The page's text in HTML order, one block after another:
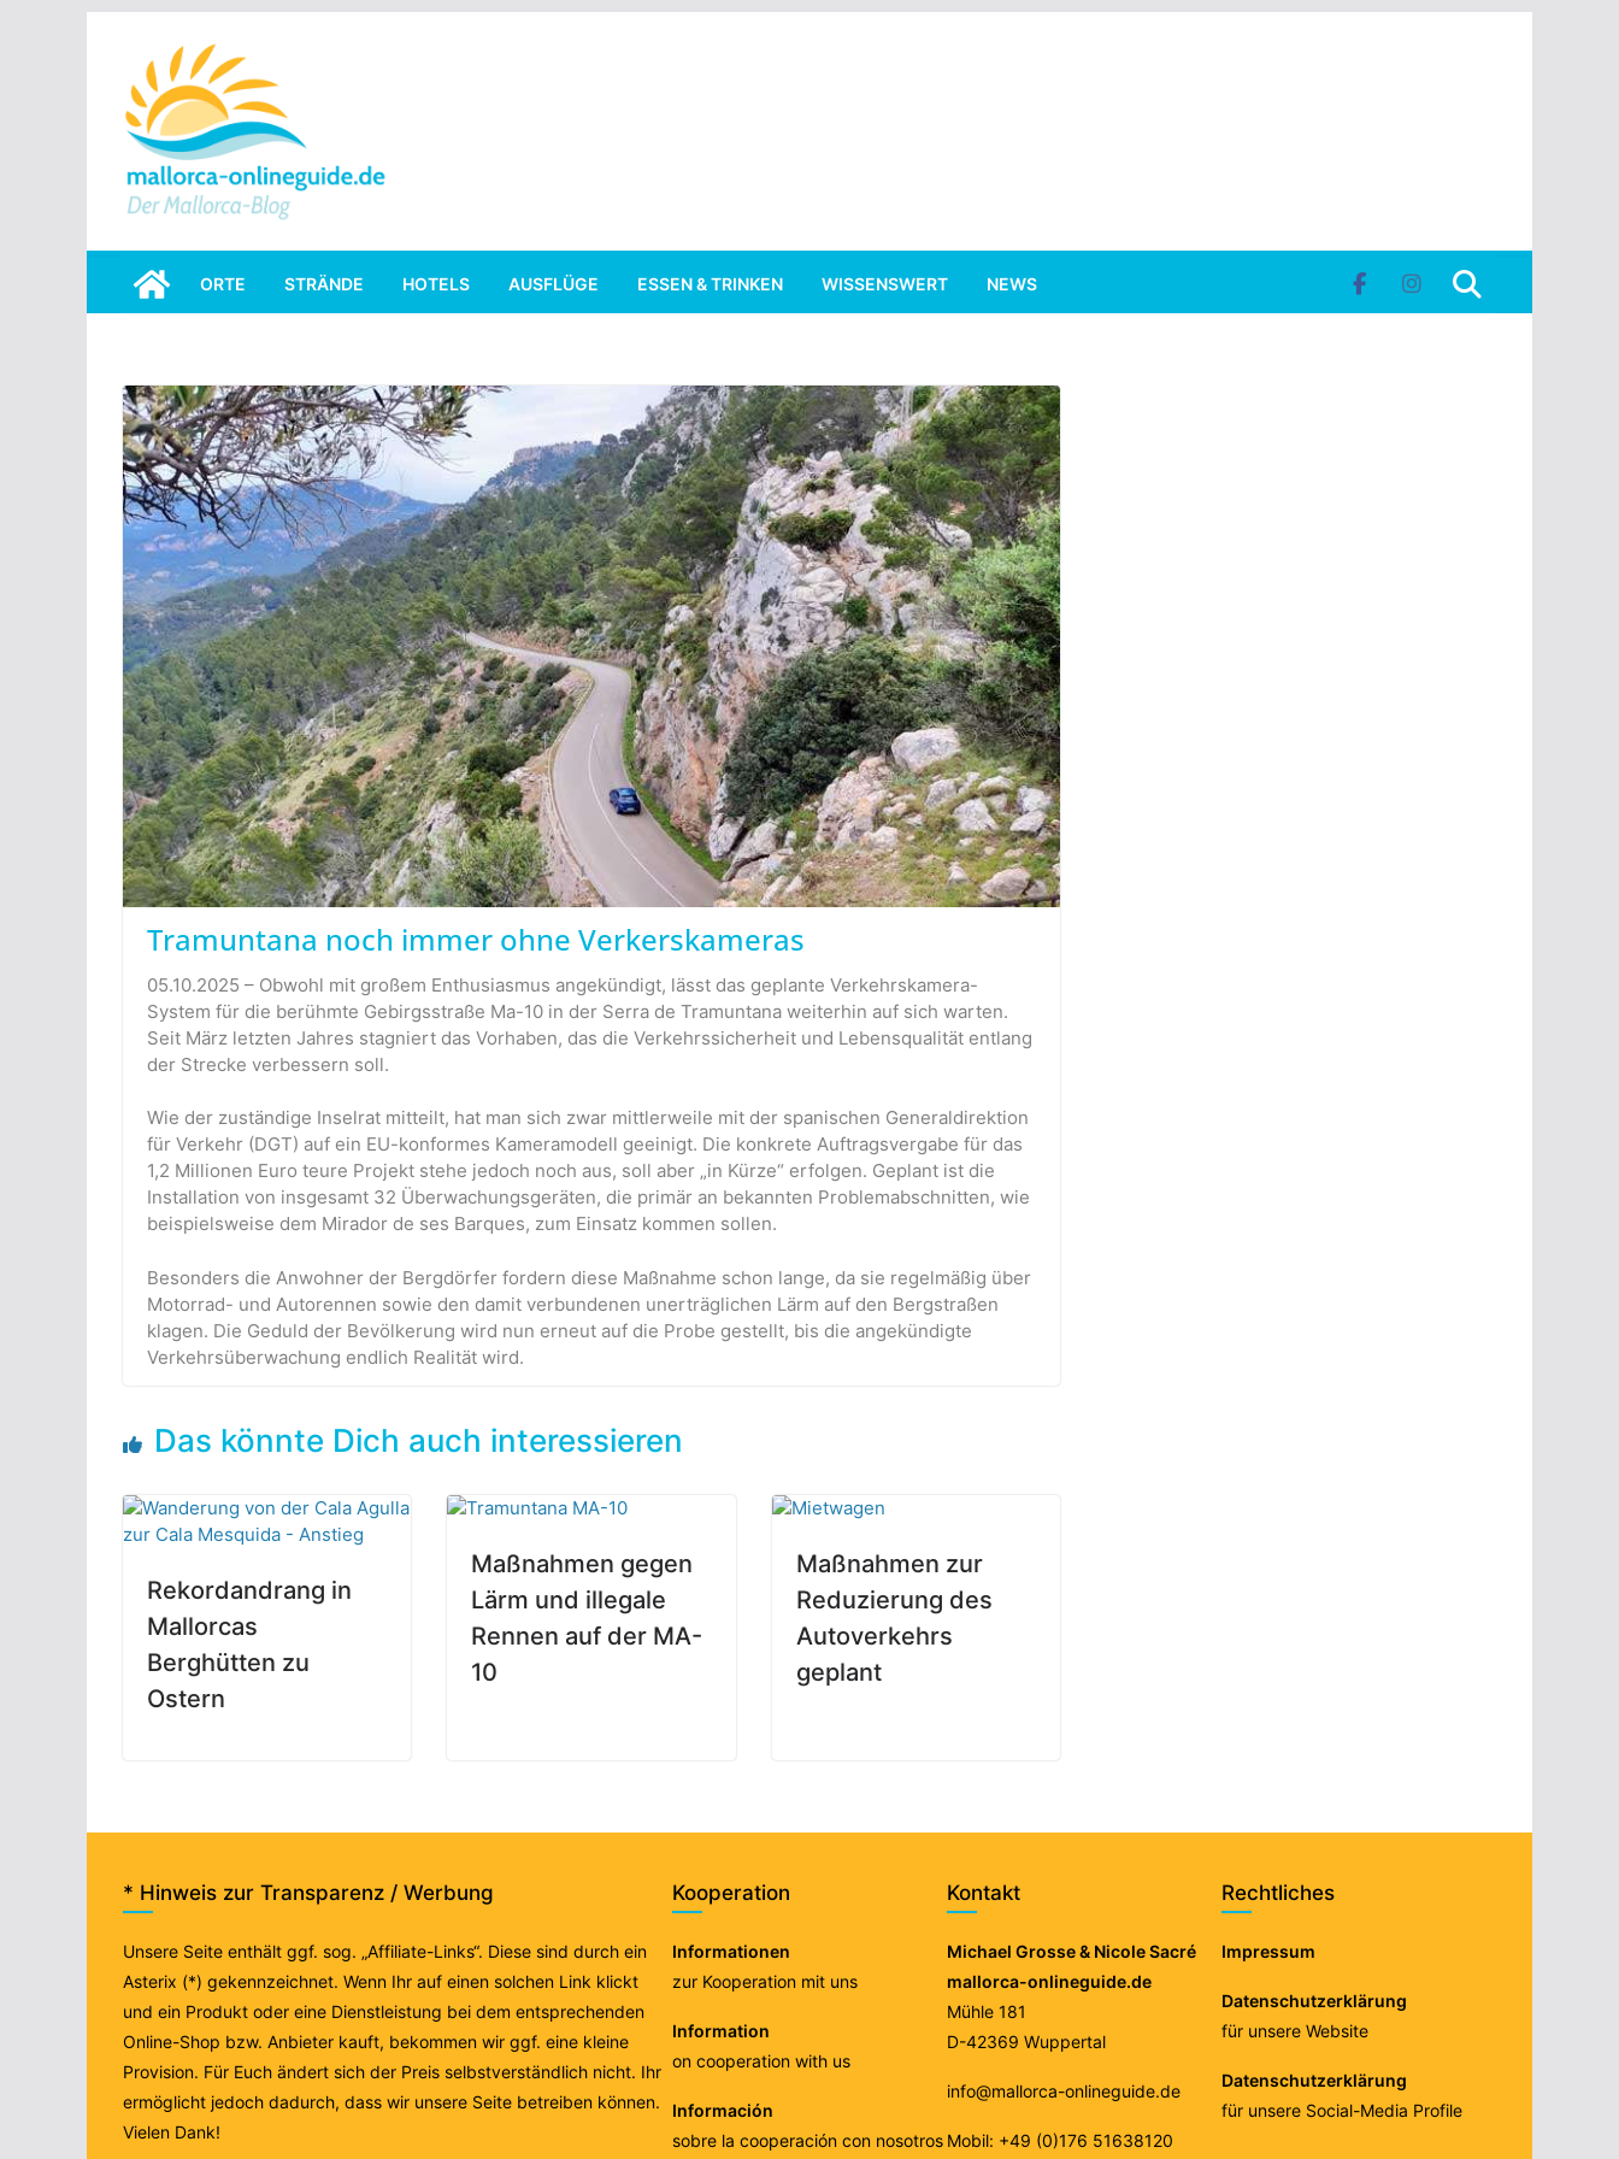
content
ORTE STRÄNDE HOTELS AUSFLÜGE ESSEN & TRINKEN WISSENSWERT NEWS
Tramuntana noch immer ohne Verkerskameras
05.10.2025 – Obwohl mit großem Enthusiasmus angekündigt, lässt das geplante Verkehrskamera-
System für die berühmte Gebirgsstraße Ma-10 in der Serra de Tramuntana weiterhin auf sich warten.
Seit März letzten Jahres stagniert das Vorhaben, das die Verkehrssicherheit und Lebensqualität entlang
der Strecke verbessern soll.
Wie der zuständige Inselrat mitteilt, hat man sich zwar mittlerweile mit der spanischen Generaldirektion
für Verkehr (DGT) auf ein EU-konformes Kameramodell geeinigt. Die konkrete Auftragsvergabe für das
1,2 Millionen Euro teure Projekt stehe jedoch noch aus, soll aber „in Kürze“ erfolgen. Geplant ist die
Installation von insgesamt 32 Überwachungsgeräten, die primär an bekannten Problemabschnitten, wie
beispielsweise dem Mirador de ses Barques, zum Einsatz kommen sollen.
Besonders die Anwohner der Bergdörfer fordern diese Maßnahme schon lange, da sie regelmäßig über
Motorrad- und Autorennen sowie den damit verbundenen unerträglichen Lärm auf den Bergstraßen
klagen. Die Geduld der Bevölkerung wird nun erneut auf die Probe gestellt, bis die angekündigte
Verkehrsüberwachung endlich Realität wird.
Das könnte Dich auch interessieren
Rekordandrang in
Mallorcas
Berghütten zu
Ostern
Maßnahmen gegen
Lärm und illegale
Rennen auf der MA-
10
Maßnahmen zur
Reduzierung des
Autoverkehrs
geplant
* Hinweis zur Transparenz / Werbung
Unsere Seite enthält ggf. sog. „Affiliate-Links“. Diese sind durch ein
Asterix (*) gekennzeichnet. Wenn Ihr auf einen solchen Link klickt
und ein Produkt oder eine Dienstleistung bei dem entsprechenden
Online-Shop bzw. Anbieter kauft, bekommen wir ggf. eine kleine
Provision. Für Euch ändert sich der Preis selbstverständlich nicht. Ihr
ermöglicht jedoch dadurch, dass wir unsere Seite betreiben können.
Vielen Dank!
Kooperation
Informationen
zur Kooperation mit uns
Information
on cooperation with us
Información
sobre la cooperación con nosotros
Kontakt
Michael Grosse & Nicole Sacré
mallorca-onlineguide.de
Mühle 181
D-42369 Wuppertal
info@mallorca-onlineguide.de
Mobil: +49 (0)176 51638120
Rechtliches
Impressum
Datenschutzerklärung
für unsere Website
Datenschutzerklärung
für unsere Social-Media Profile